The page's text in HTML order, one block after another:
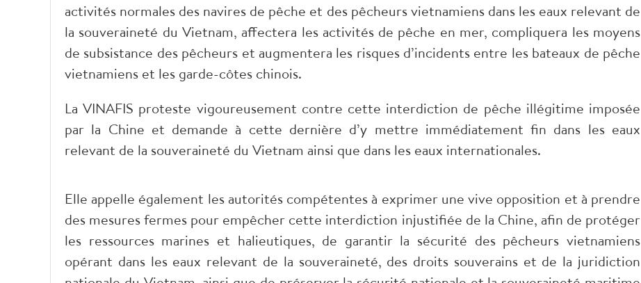
activités normales des navires de pêche et des pêcheurs vietnamiens dans les eaux relevant de
la souveraineté du Vietnam, affectera les activités de pêche en mer, compliquera les moyens
de subsistance des pêcheurs et augmentera les risques d’incidents entre les bateaux de pêche
vietnamiens et les garde-côtes chinois.
La VINAFIS proteste vigoureusement contre cette interdiction de pêche illégitime imposée
par la Chine et demande à cette dernière d’y mettre immédiatement fin dans les eaux
relevant de la souveraineté du Vietnam ainsi que dans les eaux internationales.
Elle appelle également les autorités compétentes à exprimer une vive opposition et à prendre
des mesures fermes pour empêcher cette interdiction injustifiée de la Chine, afin de protéger
les ressources marines et halieutiques, de garantir la sécurité des pêcheurs vietnamiens
opérant dans les eaux relevant de la souveraineté, des droits souverains et de la juridiction